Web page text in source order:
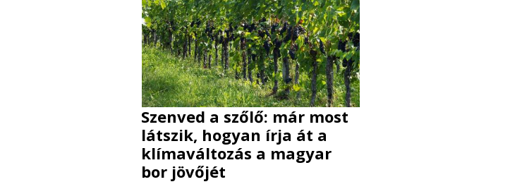
Szenved a szőlő: már most
látszik, hogyan írja át a
klímaváltozás a magyar
bor jövőjét